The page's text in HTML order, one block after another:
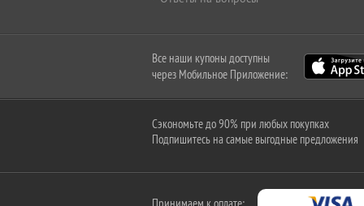
Все наши купоны доступны
через Мобильное Приложение:
Сэкономьте до 90% при любых покупках
Подпишитесь на самые выгодные предложения